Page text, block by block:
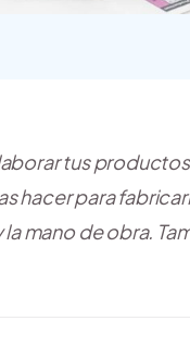
tus
hacer para
mano de obra.